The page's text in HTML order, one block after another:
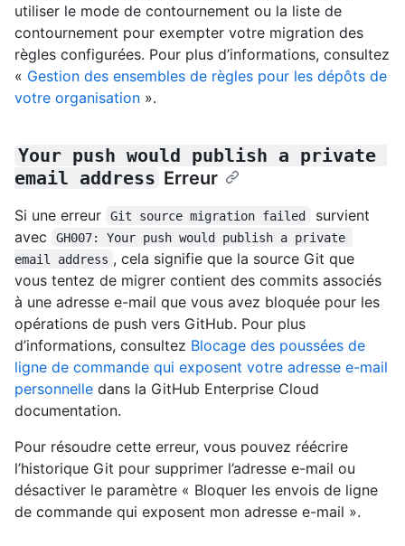
utiliser le mode de contournement ou la liste de
contournement pour exempter votre migration des
règles configurées. Pour plus d’informations, consultez
« Gestion des ensembles de règles pour les dépôts de
votre organisation ».
Your push would publish a private
email address Erreur
Si une erreur Git source migration failed
survient
avec
GH007: Your push would publish a private
email address , cela signifie que la source Git que
vous tentez de migrer contient des commits associés
à une adresse e-mail que vous avez bloquée pour les
opérations de push vers GitHub. Pour plus
d’informations, consultez Blocage des poussées de
ligne de commande qui exposent votre adresse e-mail
personnelle dans la GitHub Enterprise Cloud
documentation.
Pour résoudre cette erreur, vous pouvez réécrire
l’historique Git pour supprimer l’adresse e-mail ou
désactiver le paramètre « Bloquer les envois de ligne
de commande qui exposent mon adresse e-mail ».